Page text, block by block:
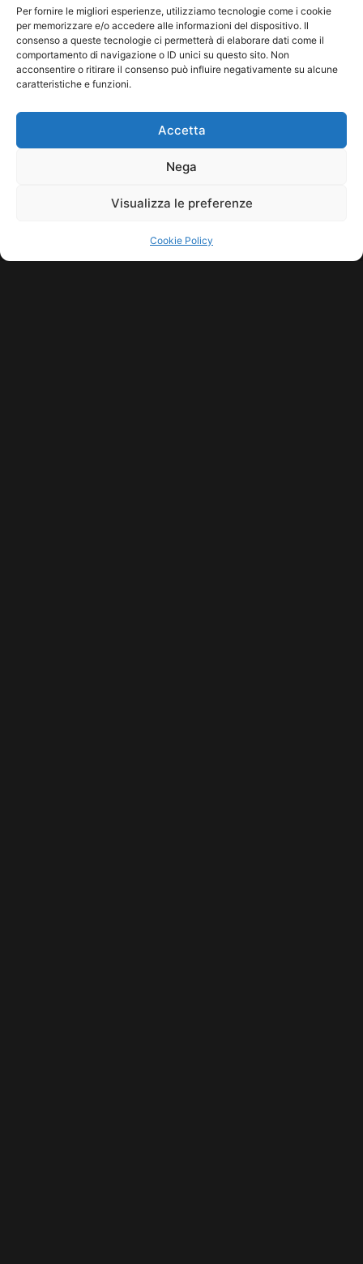
Per fornire le migliori esperienze, utilizziamo tecnologie come i cookie
per memorizzare e/o accedere alle informazioni del dispositivo. Il
consenso a queste tecnologie ci permetterà di elaborare dati come il
comportamento di navigazione o ID unici su questo sito. Non
acconsentire o ritirare il consenso può influire negativamente su alcune
caratteristiche e funzioni.
Accetta
Nega
Visualizza le preferenze
Cookie Policy
spiegando come la musica richieda immediatezza
mentre la scrittura sia un […]
Leggi tutto...